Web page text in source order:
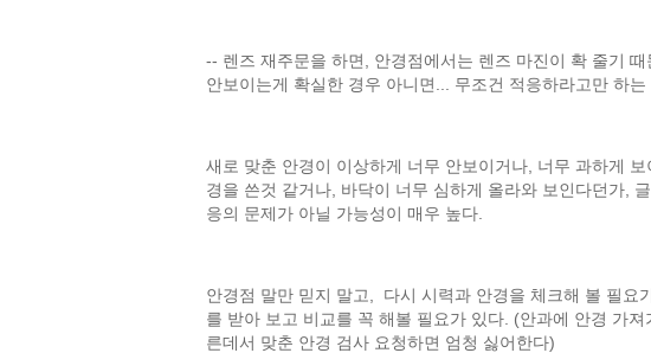
-- 렌즈 재주문을 하면, 안경점에서는 렌즈 마진이 확 줄기
안보이는게 확실한 경우 아니면... 무조건 적응하라고만 하
새로 맞춘 안경이 이상하게 너무 안보이거나, 너무 과하게
경을 쓴것 같거나, 바닥이 너무 심하게 올라와 보인다던가,
응의 문제가 아닐 가능성이 매우 높다.
안경점 말만 믿지 말고, 다시 시력과 안경을 체크해 볼 필요
를 받아 보고 비교를 꼭 해볼 필요가 있다. (안과에 안경 가
른데서 맞춘 안경 검사 요청하면 엄청 싫어한다)